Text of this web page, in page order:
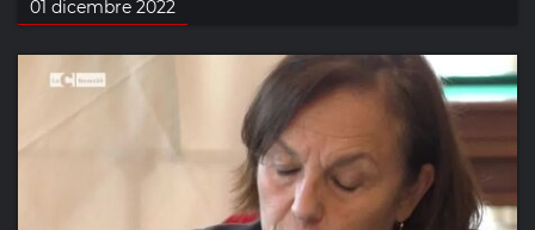
01 dicembre 2022